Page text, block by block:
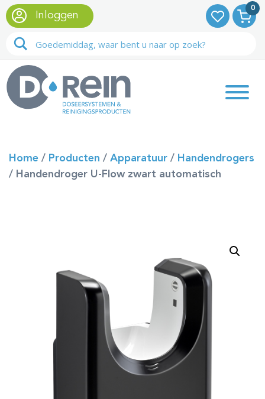
0
Inloggen
Home / Producten / Apparatuur / Handendrogers
/ Handendroger U-Flow zwart automatisch